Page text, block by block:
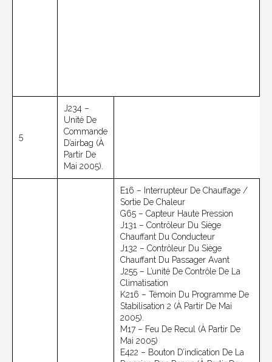
5
J234 –
Unité De
Commande
D’airbag (à
Partir De
Mai 2005).
E16 – Interrupteur De Chauffage /
Sortie De Chaleur
G65 – Capteur Haute Pression
J131 – Contrôleur Du Siège
Chauffant Du Conducteur
J132 – Contrôleur Du Siège
Chauffant Du Passager Avant
J255 – L’unité De Contrôle De La
Climatisation
K216 – Témoin Du Programme De
Stabilisation 2 (à Partir De Mai
2005).
M17 – Feu De Recul (à Partir De
Mai 2005)
E422 – Bouton D’indication De La